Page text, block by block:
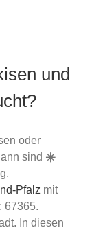
und
oder
sind ☀️
Pfalz mit
67365.
In diesen